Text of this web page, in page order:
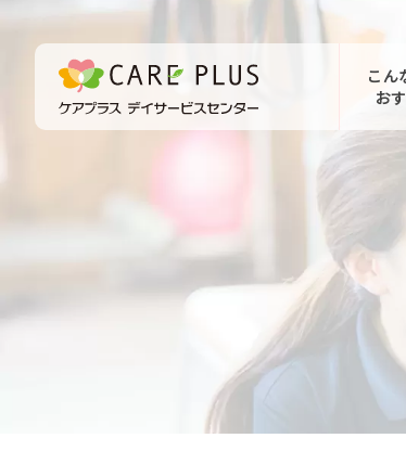
こん
お
お問い